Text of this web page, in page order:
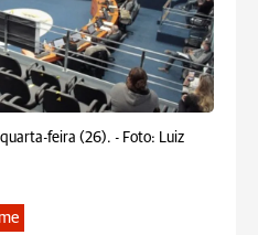
feira (26). - Foto: Luiz